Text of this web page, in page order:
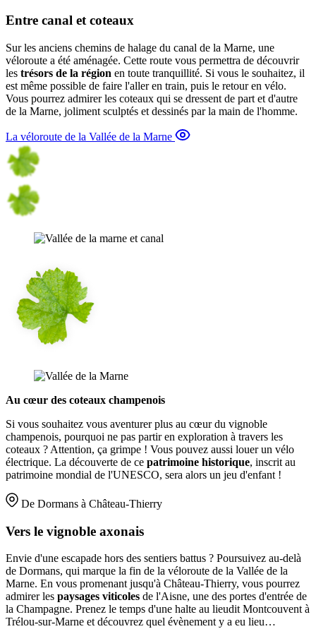
Entre canal et coteaux
Sur les anciens chemins de halage du canal de la Marne, une
véloroute a été aménagée. Cette route vous permettra de découvrir
les trésors de la région en toute tranquillité. Si vous le souhaitez, il
est même possible de faire l'aller en train, puis le retour en vélo.
Vous pourrez admirer les coteaux qui se dressent de part et d'autre
de la Marne, joliment sculptés et dessinés par la main de l'homme.
La véloroute de la Vallée de la Marne
Au cœur des coteaux champenois
Si vous souhaitez vous aventurer plus au cœur du vignoble
champenois, pourquoi ne pas partir en exploration à travers les
coteaux ? Attention, ça grimpe ! Vous pouvez aussi louer un vélo
électrique. La découverte de ce patrimoine historique, inscrit au
patrimoine mondial de l'UNESCO, sera alors un jeu d'enfant !
De Dormans à Château-Thierry
Vers le vignoble axonais
Envie d'une escapade hors des sentiers battus ? Poursuivez au-delà
de Dormans, qui marque la fin de la véloroute de la Vallée de la
Marne. En vous promenant jusqu'à Château-Thierry, vous pourrez
admirer les paysages viticoles de l'Aisne, une des portes d'entrée de
la Champagne. Prenez le temps d'une halte au lieudit Montcouvent à
Trélou-sur-Marne et découvrez quel évènement y a eu lieu…